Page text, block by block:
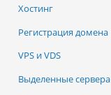
Хостинг
Регистрация домена
VPS и VDS
Выделенные сервера